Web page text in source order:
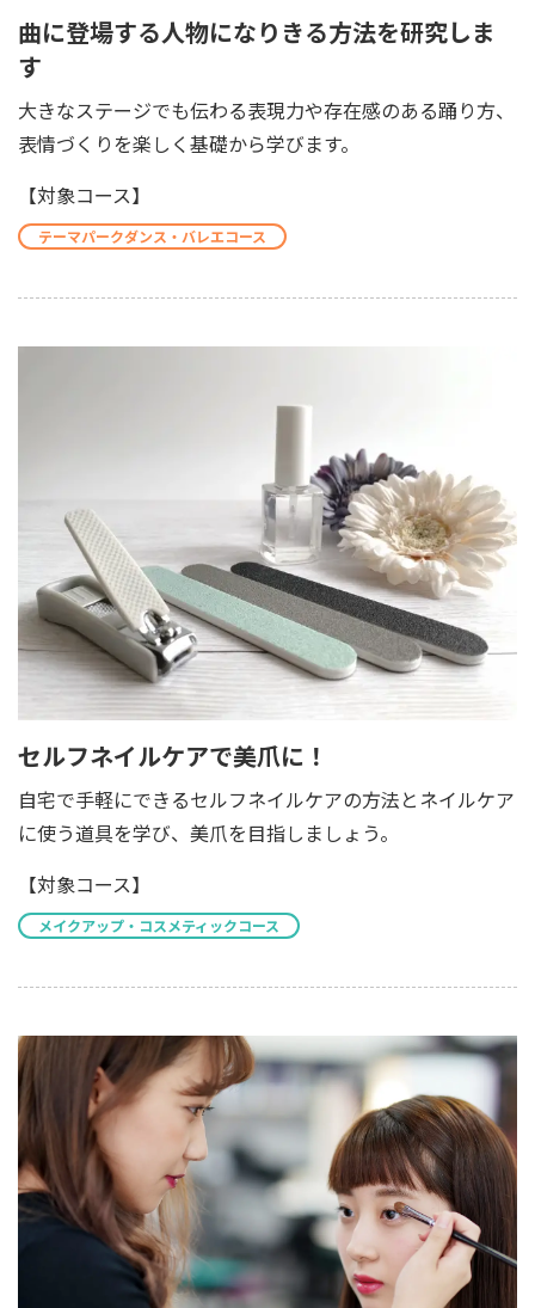
曲に登場する人物になりきる方法を研究しま
す
大きなステージでも伝わる表現力や存在感のある踊り方、
表情づくりを楽しく基礎から学びます。
【対象コース】
テーマパークダンス・バレエコース
セルフネイルケアで美爪に！
自宅で手軽にできるセルフネイルケアの方法とネイルケア
に使う道具を学び、美爪を目指しましょう。
【対象コース】
メイクアップ・コスメティックコース